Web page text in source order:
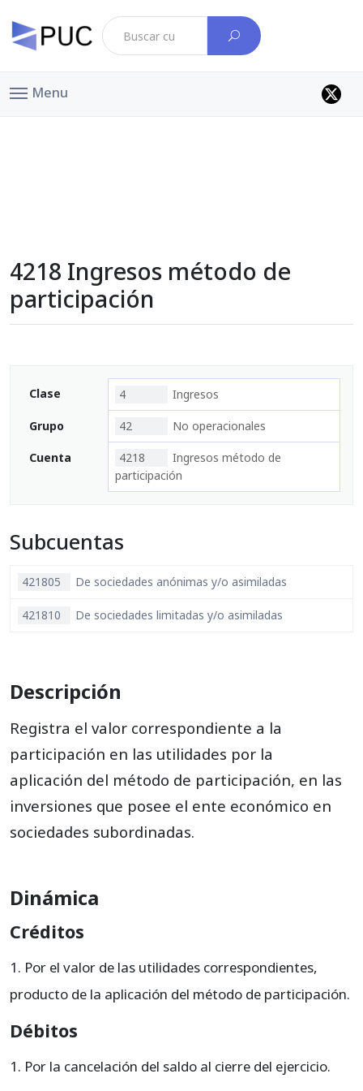
Menu
4218 Ingresos método de
participación
Clase 4 Ingresos
Grupo 42 No operacionales
Cuenta 4218
Ingresos método de
participación
Subcuentas
421805 De sociedades anónimas y/o asimiladas
421810 De sociedades limitadas y/o asimiladas
Descripción
Registra el valor correspondiente a la
participación en las utilidades por la
aplicación del método de participación, en las
inversiones que posee el ente económico en
sociedades subordinadas.
Dinámica
Créditos
Por el valor de las utilidades correspondientes,
producto de la aplicación del método de participación.
Débitos
Por la cancelación del saldo al cierre del ejercicio.